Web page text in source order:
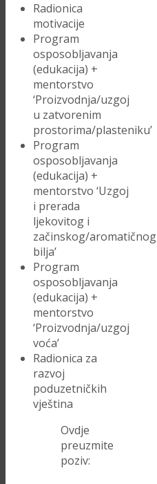
Radionica
motivacije
Program
osposobljavanja
(edukacija) +
mentorstvo
‘Proizvodnja/uzgoj
u zatvorenim
prostorima/plasteniku’
Program
osposobljavanja
(edukacija) +
mentorstvo ‘Uzgoj
i prerada
ljekovitog i
začinskog/aromatičnog
bilja’
Program
osposobljavanja
(edukacija) +
mentorstvo
‘Proizvodnja/uzgoj
voća’
Radionica za
razvoj
poduzetničkih
vještina
Ovdje
preuzmite
poziv: